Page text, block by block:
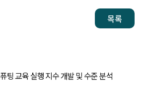
목록
팅 교육 실행 지수 개발 및 수준 분석